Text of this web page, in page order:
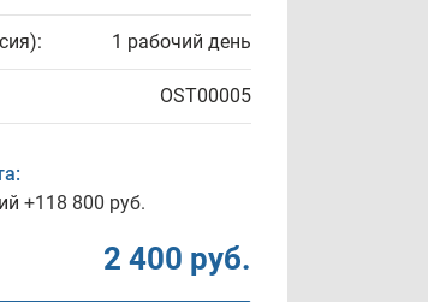
1 рабочий день
OST00005
+118 800 руб.
2 400 руб.